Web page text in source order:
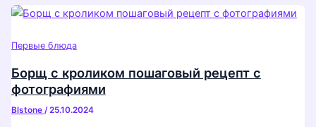
Первые блюда
Борщ с кроликом пошаговый рецепт с
фотографиями
Blstone /25.10.2024